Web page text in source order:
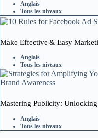
Anglais
Tous les niveaux
Make Effective & Easy
Anglais
Tous les niveaux
Mastering Publicity: Unlocking
Anglais
Tous les niveaux